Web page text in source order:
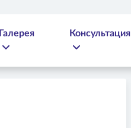
Галерея Консультация